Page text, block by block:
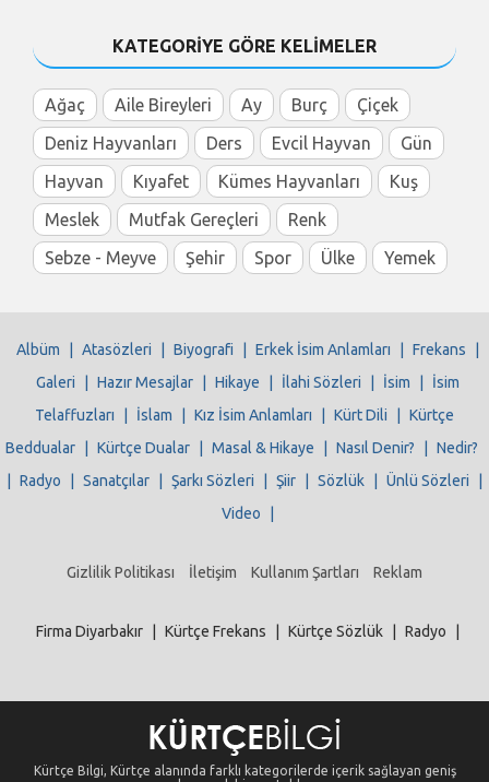
KATEGORİYE GÖRE KELİMELER
Ağaç Aile Bireyleri Ay Burç
Çiçek
Deniz Hayvanları
Ders Evcil Hayvan
Gün
Hayvan
Kıyafet Kümes Hayvanları
Kuş
Meslek
Mutfak Gereçleri
Renk
Sebze - Meyve
Şehir Spor Ülke Yemek
Albüm Atasözleri Biyografi Erkek İsim Anlamları Frekans
Galeri
Hazır Mesajlar Hikaye İlahi Sözleri İsim
İsim
Telaffuzları
İslam Kız İsim Anlamları Kürt Dili
Kürtçe
Beddualar
Kürtçe Dualar Masal & Hikaye Nasıl Denir?
Nedir?
Radyo Sanatçılar Şarkı Sözleri Şiir Sözlük Ünlü Sözleri
Video
Gizlilik Politikası İletişim Kullanım Şartları Reklam
Firma Diyarbakır Kürtçe Frekans Kürtçe Sözlük Radyo
Kürtçe Bilgi, Kürtçe alanında farklı kategorilerde içerik sağlayan geniş